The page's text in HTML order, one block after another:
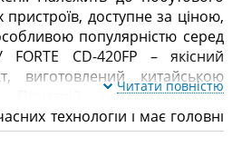
пристроїв, доступне за ціною,
популярністю серед
FORTE CD-420FP – якісний
виготовлений китайською
Пристрій розроблений з
технологій і має головні
техніки – надійність в
Читати повністю